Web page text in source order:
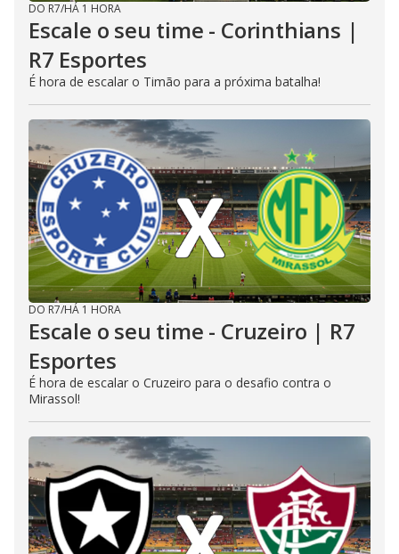
DO R7/HÁ 1 HORA
Escale o seu time - Corinthians |
R7 Esportes
É hora de escalar o Timão para a próxima batalha!
DO R7/HÁ 1 HORA
Escale o seu time - Cruzeiro | R7
Esportes
É hora de escalar o Cruzeiro para o desafio contra o
Mirassol!